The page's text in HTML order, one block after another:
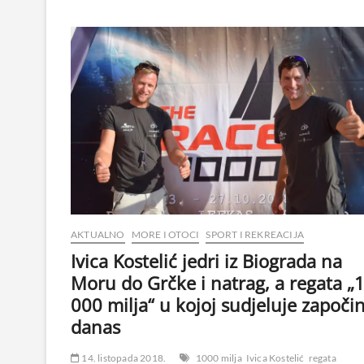
AKTUALNO MORE I OTOCI SPORT I REKREACIJA
Ivica Kostelić jedri iz Biograda na
Moru do Grčke i natrag, a regata „1
000 milja“ u kojoj sudjeluje
danas
14. listopada 2018. 1000 milja Ivica Kostelić regata